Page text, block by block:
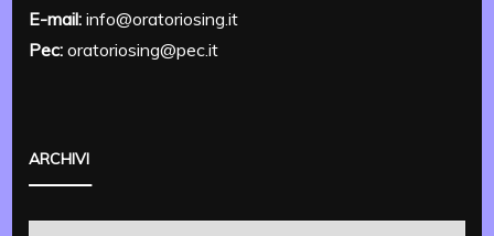
E-mail: info@oratoriosing.it
Pec: oratoriosing@pec.it
ARCHIVI